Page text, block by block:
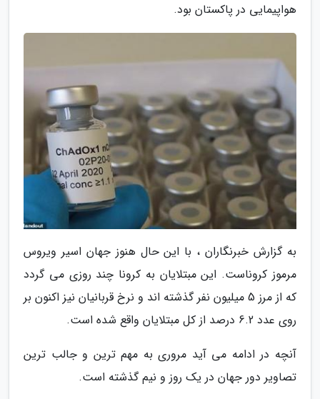
هواپیمایی در پاکستان بود.
به گزارش خبرنگاران ، با این حال هنوز جهان اسیر ویروس
مرموز کروناست. این مبتلایان به کرونا چند روزی می گردد
که از مرز 5 میلیون نفر گذشته اند و نرخ قربانیان نیز اکنون بر
روی عدد 6.2 درصد از کل مبتلایان واقع شده است.
آنچه در ادامه می آید مروری به مهم ترین و جالب ترین
تصاویر دور جهان در یک روز و نیم گذشته است.